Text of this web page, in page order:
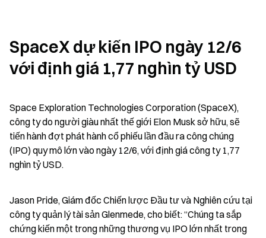
SpaceX dự kiến IPO ngày 12/6
với định giá 1,77 nghìn tỷ USD
Space Exploration Technologies Corporation (SpaceX),
công ty do người giàu nhất thế giới Elon Musk sở hữu, sẽ
tiến hành đợt phát hành cổ phiếu lần đầu ra công chúng
(IPO) quy mô lớn vào ngày 12/6, với định giá công ty 1,77
nghìn tỷ USD.
Jason Pride, Giám đốc Chiến lược Đầu tư và Nghiên cứu tại
công ty quản lý tài sản Glenmede, cho biết: “Chúng ta sắp
chứng kiến một trong những thương vụ IPO lớn nhất trong